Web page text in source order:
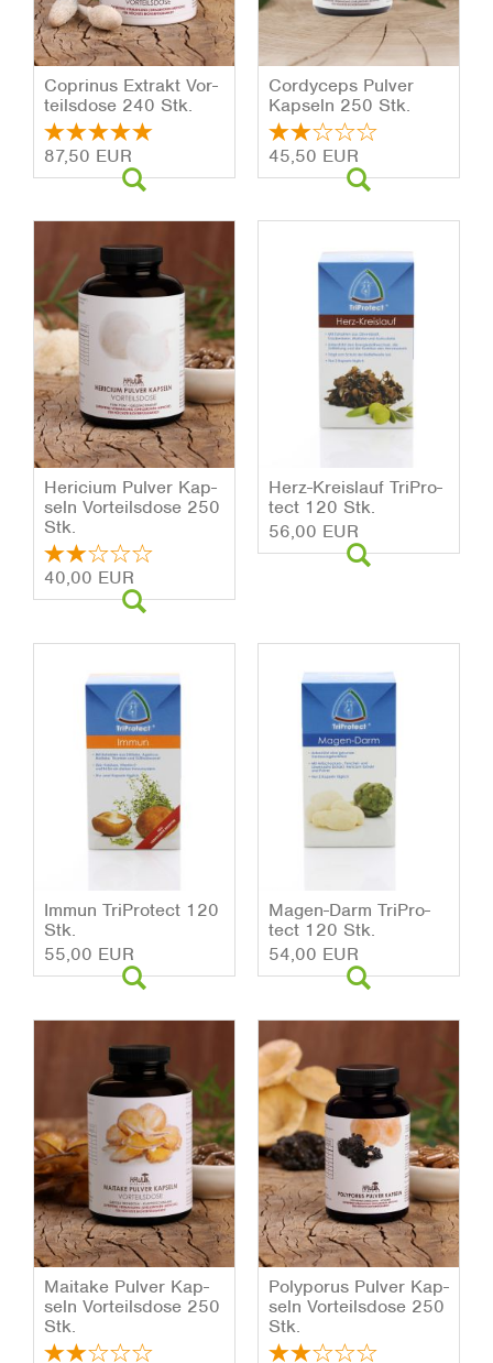
Immun Tri­Pro­tect 120
Stk.
55,00 EUR
Herz-Kreis­lauf Tri­Pro­
tect 120 Stk.
56,00 EUR
He­ri­ci­um Pul­ver Kap­
seln Vor­teils­do­se 250
Stk.
40,00 EUR
Po­ly­po­rus Pul­ver Kap­
seln Vor­teils­do­se 250
Stk.
Mai­ta­ke Pul­ver Kap­
seln Vor­teils­do­se 250
Stk.
Ma­gen-Darm Tri­Pro­
tect 120 Stk.
54,00 EUR
Co­pri­nus Ex­trakt Vor­
teils­do­se 240 Stk.
87,50 EUR
Cor­dy­ceps Pul­ver
Kap­seln 250 Stk.
45,50 EUR